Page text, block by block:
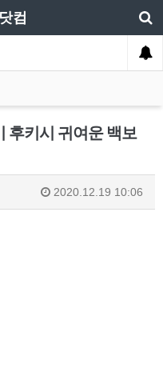
컴
후키시 귀여운 백보
2020.12.19 10:06